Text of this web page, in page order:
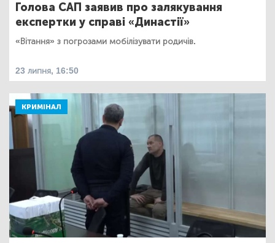
Голова САП заявив про залякування
експертки у справі «Династії»
«Вітання» з погрозами мобілізувати родичів.
23 липня, 16:50
КРИМІНАЛ